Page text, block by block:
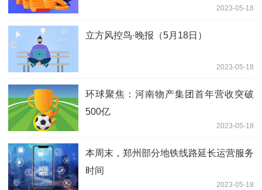
2023-05-18
立方风控鸟·晚报（5月18日）
2023-05-18
环球聚焦：河南物产集团首年营收突破
500亿
2023-05-18
本周末，郑州部分地铁线路延长运营服务
时间
2023-05-18